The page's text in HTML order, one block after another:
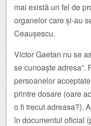
mai există un fel de
organelor care și-au
Ceaușescu.
Victor Gaetan nu se
se cunoaște adresa”.
persoanelor
printre dosare (oare
o fi trecut adreasa?).
în documentul oficial